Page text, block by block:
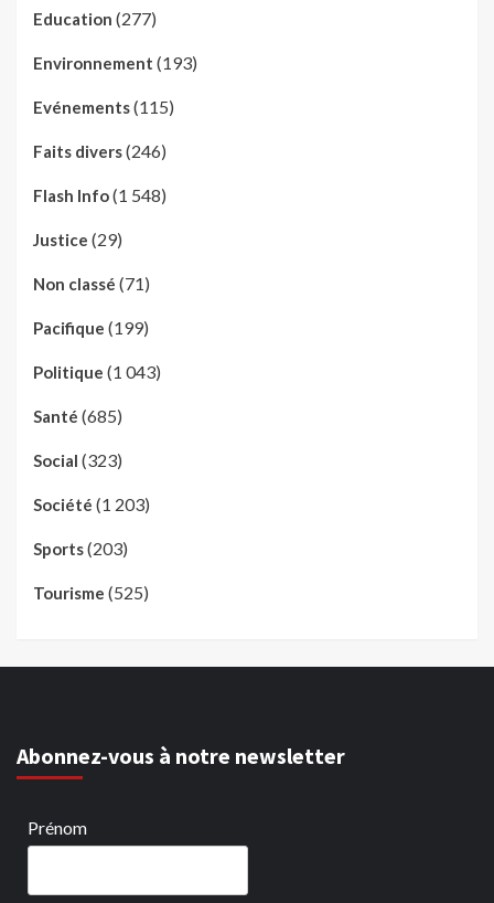
Education (277)
Environnement (193)
Evénements(115)
Faits divers(246)
Flash Info(1 548)
Justice (29)
Non classé (71)
Pacifique (199)
Politique (1 043)
Santé (685)
Social (323)
Société (1 203)
Sports(203)
Tourisme (525)
Abonnez-vous à notre newsletter
Prénom